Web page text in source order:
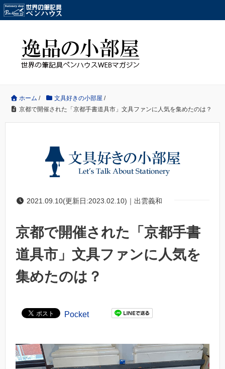
ホーム / 文具好きの小部屋 /
京都で開催された「京都手書道具市」文具ファンに人気を集めたのは？
2021.09.10(更新日:2023.02.10)｜出雲義和
京都で開催された「京都手書
道具市」文具ファンに人気を
集めたのは？
Pocket